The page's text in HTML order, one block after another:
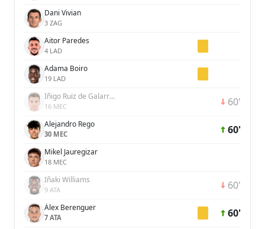
Dani Vivian
3 ZAG
Aitor Paredes
4 LAD
Adama Boiro
19 LAD
Iñigo Ruiz de Galarreta
16 MEC 60'
Alejandro Rego
30 MEC 60'
Mikel Jauregizar
18 MEC
Iñaki Williams
9 ATA 60'
Álex Berenguer
7 ATA 60'